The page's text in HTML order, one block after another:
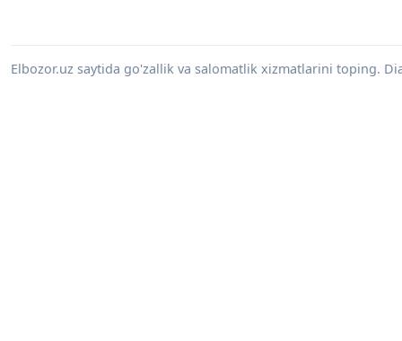
Elbozor.uz saytida go'zallik va salomatlik xizmatlarini toping.